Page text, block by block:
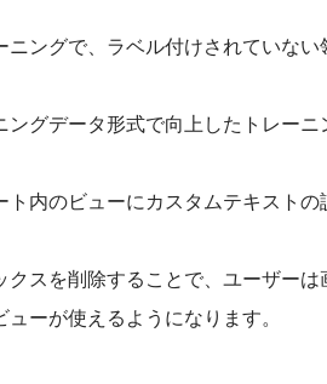
ニングで、ラベル付けされていな
ングデータ形式で向上したトレー
ト内のビューにカスタムテキスト
クスを削除することで、ユーザー
ーが使えるようになります。